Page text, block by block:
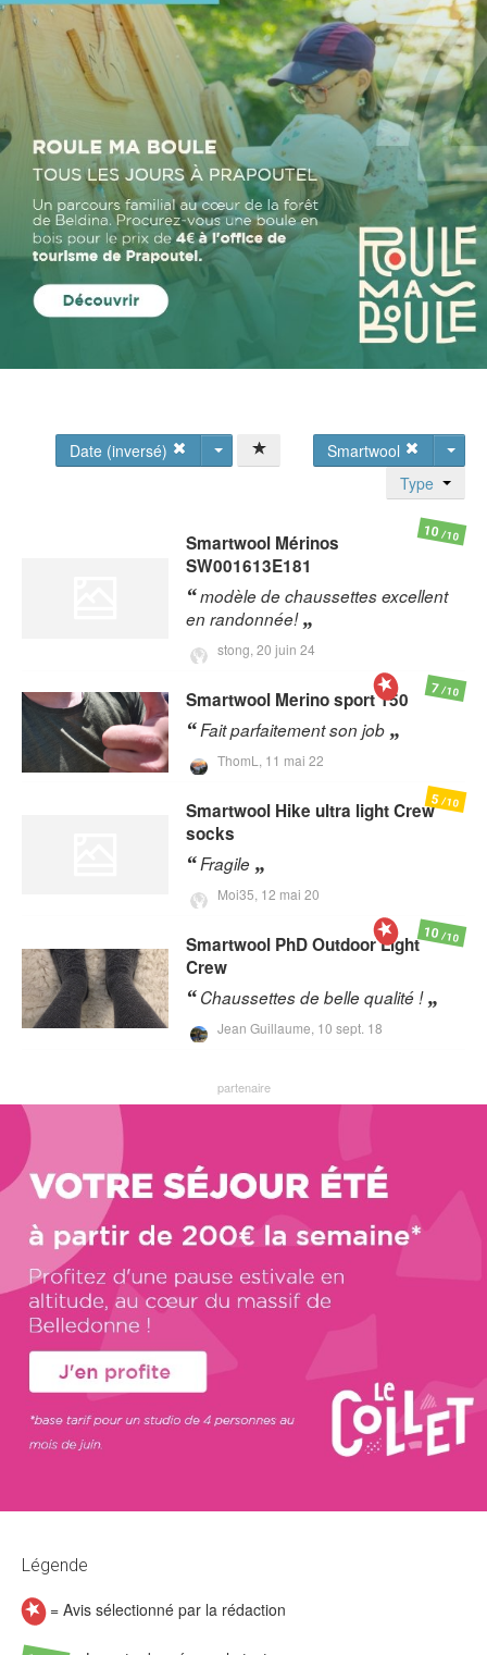
Date (inversé)
Smartwool
Type
Smartwool Mérinos
SW001613E181
modèle de chaussettes excellent
en randonnée!
stong, 20 juin 24
10/10
Smartwool Merino sport 150
Fait parfaitement son job
ThomL, 11 mai 22
7/10
Smartwool Hike ultra light Crew
socks
Fragile
Moi35, 12 mai 20
5/10
Smartwool PhD Outdoor Light
Crew
Chaussettes de belle qualité !
Jean Guillaume, 10 sept. 18
10/10
Légende
= Avis sélectionné par la rédaction